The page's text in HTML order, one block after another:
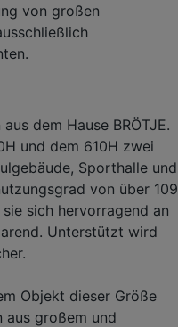
von großen
dem Hause BRÖTJE.
und dem 610H zwei
Sporthalle und
von über 109
sich hervorragend an
Unterstützt wird
Objekt dieser Größe
aus großem und